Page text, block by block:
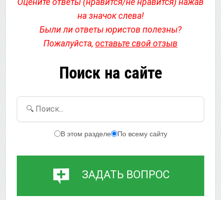
Оцените ответы (нравится/не нравится) нажав
на значок слева!
Были ли ответы юристов полезны?
Пожалуйста, оставьте свой отзыв
Поиск на сайте
🔍 Поиск...
В этом разделе По всему сайту
ЗАДАТЬ ВОПРОС